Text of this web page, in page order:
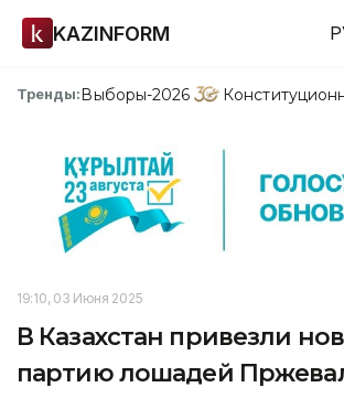
KAZINFORM
Тренды:Выборы-2026
19:10, 03 Июня 2025
В Казахстан привезли
партию лошадей